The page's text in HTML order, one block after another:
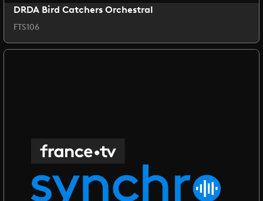
DRDA Bird Catchers Orchestral
FTS106